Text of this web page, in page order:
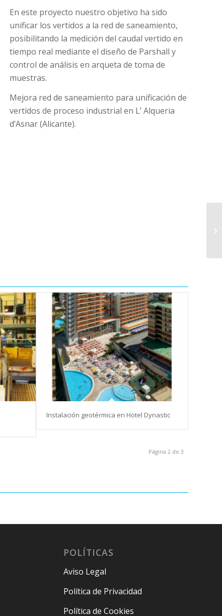
En este proyecto nuestro objetivo ha sido
unificar los vertidos a la red de saneamiento,
posibilitando la medición del caudal vertido en
tiempo real mediante el diseño de Parshall y
control de análisis en arqueta de toma de
muestras.
Mejora red de saneamiento para unificación de
vertidos de proceso industrial en L’ Alqueria
d’Asnar (Alicante).
Instalación geotérmica en Hotel Dynastic
Página 2 de 3
POLÍTICAS
Aviso Legal
Política de Privacidad
Política de Cookies